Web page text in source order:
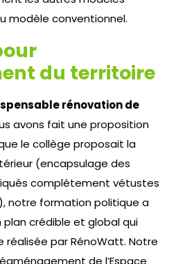
modèle conventionnel.
du territoire
rénovation de
avons fait une proposition
le collège proposait la
(encapsulage des
complétement vétustes
notre formation politique a
plan crédible et global qui
réalisée par RénoWatt. Notre
de l’Espace